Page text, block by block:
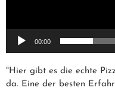
00:00
"Hier gibt es die echte
da. Eine der besten